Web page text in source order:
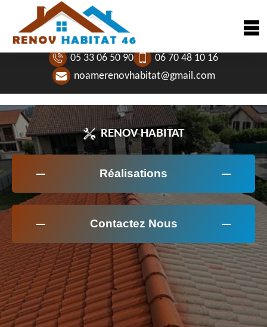
05 33 06 50 90
06 70 48 10 16
noamerenovhabitat@gmail.com
RENOV HABITAT
Réalisations
Contactez Nous